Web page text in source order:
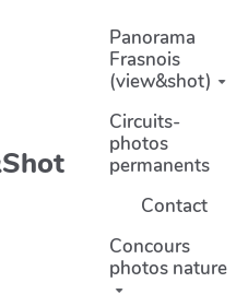
principalPanorama
Frasnois
(view&shot)
Circuits-
photos
permanents
Contact
Concours
photos nature